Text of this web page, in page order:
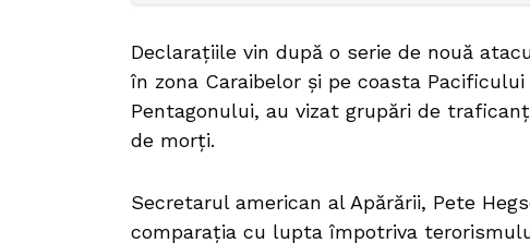
Declarațiile vin după o serie de nouă
în zona Caraibelor și pe coasta
Pentagonului, au vizat grupări de
de morți.
Secretarul american al Apărării, Pete
comparația cu lupta împotriva